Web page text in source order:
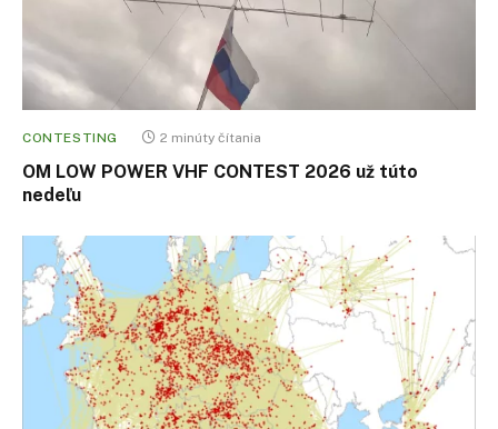
CONTESTING 2 minúty čítania
OM LOW POWER VHF CONTEST 2026 už túto
nedeľu